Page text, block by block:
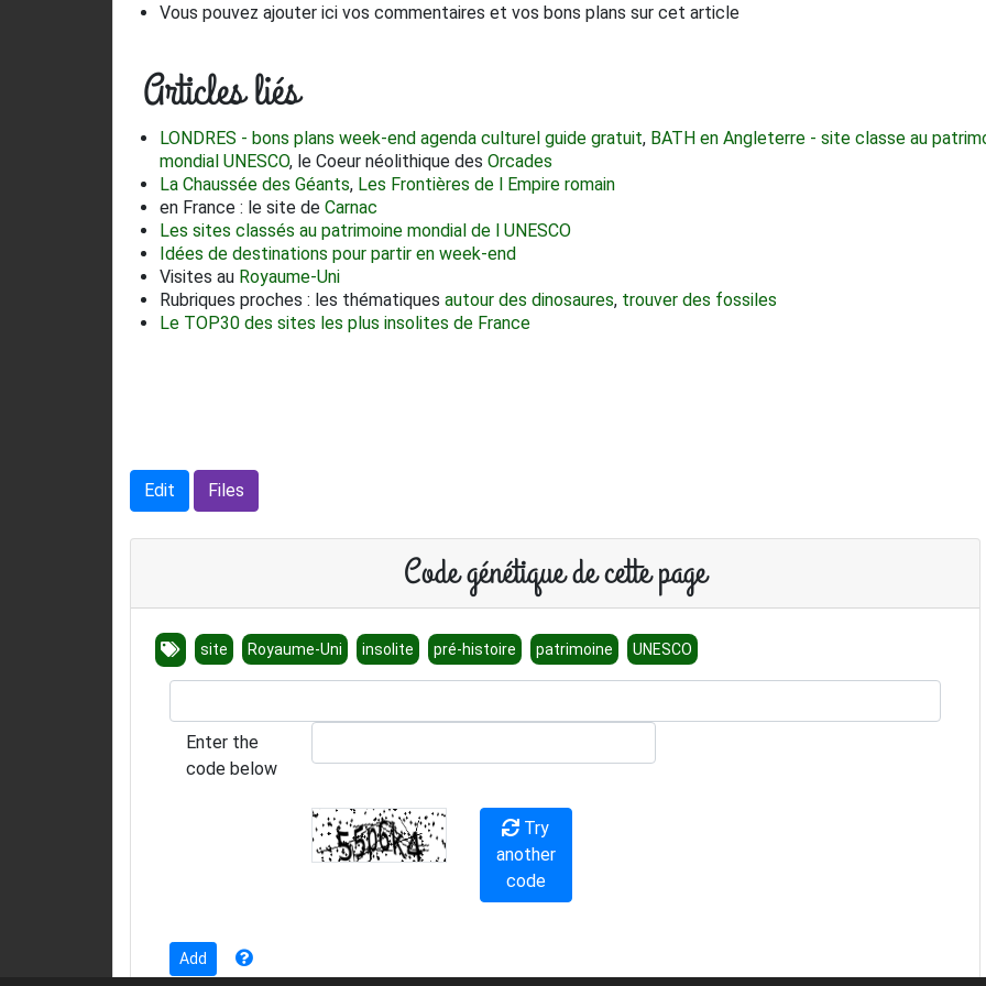
Vous pouvez ajouter ici vos commentaires et vos bons plans sur cet article
Articles liés
LONDRES - bons plans week-end agenda culturel guide gratuit, BATH en Angleterre - site classe au
mondial UNESCO, le Coeur néolithique des Orcades
La Chaussée des Géants, Les Frontières de l Empire romain
en France : le site de Carnac
Les sites classés au patrimoine mondial de l UNESCO
Idées de destinations pour partir en week-end
Visites au Royaume-Uni
Rubriques proches : les thématiques autour des dinosaures, trouver des fossiles
Le TOP30 des sites les plus insolites de France
Edit Files
Code génétique de cette page
site Royaume-Uni insolite pré-histoire patrimoine UNESCO
Enter the
code below
Try
another
code